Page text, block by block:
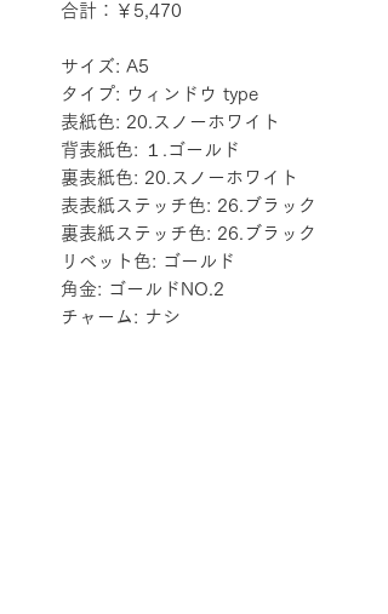
合計：￥5,470
サイズ: A5
タイプ: ウィンドウ type
表紙色: 20.スノーホワイト
背表紙色: １.ゴールド
裏表紙色: 20.スノーホワイト
表表紙ステッチ色: 26.ブラック
裏表紙ステッチ色: 26.ブラック
リベット色: ゴールド
角金: ゴールドNO.2
チャーム: ナシ